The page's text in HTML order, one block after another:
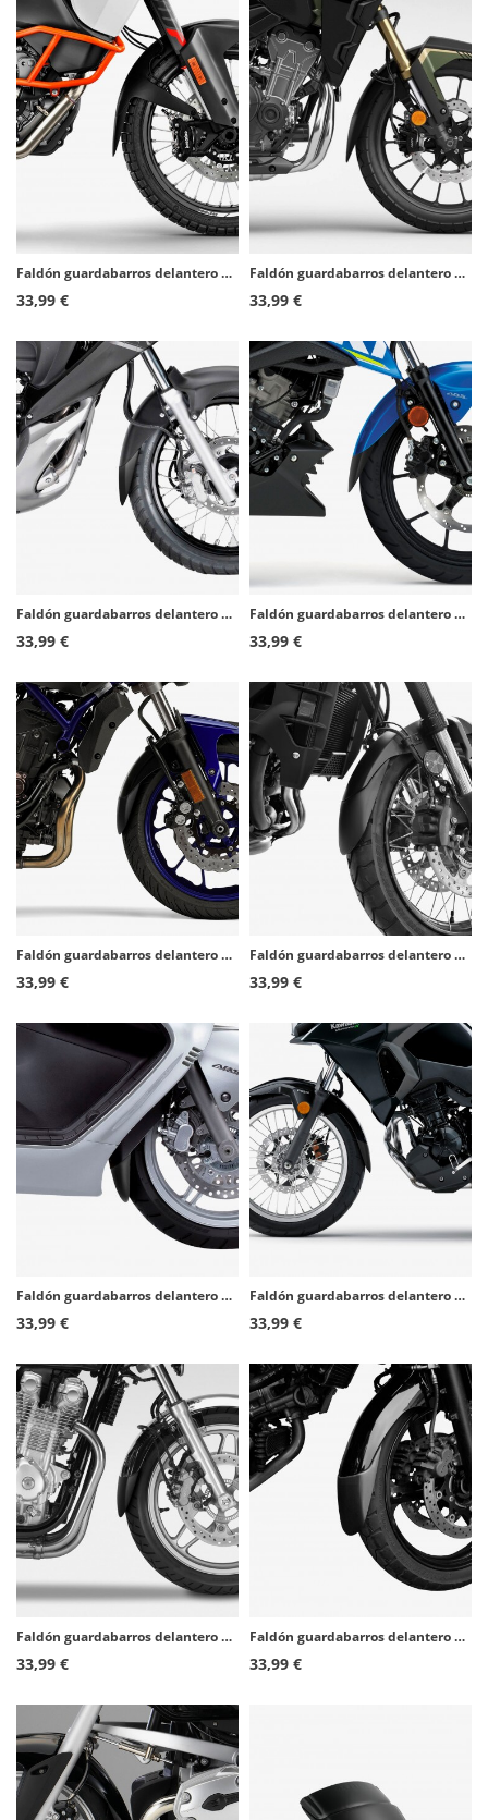
Faldón guardabarros delantero Puig 20475N para KTM 1090/1190 Adventure R, 1290 Super Adventure R
33,99 €
Faldón guardabarros delantero Puig 21255N para Honda CB500X (22-24), NX500 (24-26)
33,99 €
Faldón guardabarros delantero Puig 5802N para Honda XL700V Transalp (08-12)
33,99 €
Faldón guardabarros delantero Puig 9930N para Suzuki GSX-R/S125 (17-26)
33,99 €
Faldón guardabarros delantero Puig 7565N para Yamaha MT-07 (14-17)
33,99 €
Faldón guardabarros delantero Puig 6417N para Honda Crosstourer (12-20)
33,99 €
Faldón guardabarros delantero Puig 9830N para Suzuki Burgman 650 (02-11)
33,99 €
Faldón guardabarros delantero Puig 9922N para Kawasaki Versys-X 300 (17-20)
33,99 €
Faldón guardabarros delantero Puig 9820N para Honda CB1100/EX (13-20)
33,99 €
Faldón guardabarros delantero Puig 9933N para Suzuki GSX-R1300 Hayabusa (08-18)
33,99 €